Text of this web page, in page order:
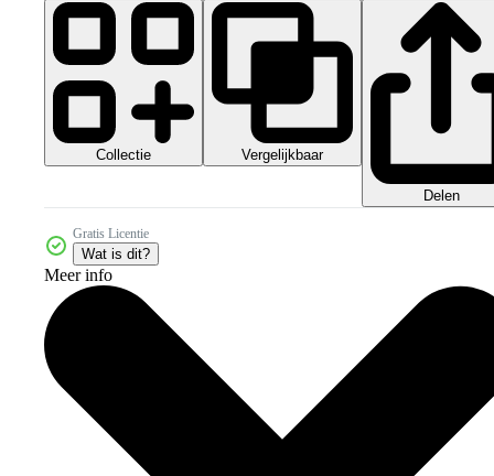
Collectie Vergelijkbaar
Delen
Gratis Licentie
Wat is dit?
Meer info